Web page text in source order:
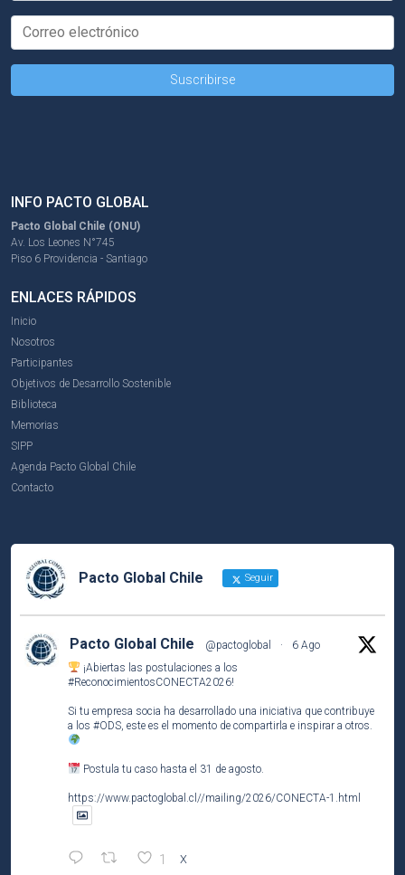
INFO PACTO GLOBAL
Pacto Global Chile (ONU)
Av. Los Leones N°745
Piso 6 Providencia - Santiago
ENLACES RÁPIDOS
Inicio
Nosotros
Participantes
Objetivos de Desarrollo Sostenible
Biblioteca
Memorias
SIPP
Agenda Pacto Global Chile
Contacto
Pacto Global Chile Seguir
Pacto Global Chile @pactoglobal ·
6 Ago
¡Abiertas las postulaciones a los
#ReconocimientosCONECTA2026!
Si tu empresa socia ha desarrollado una iniciativa que contribuye
a los #ODS , este es el momento de compartirla e inspirar a otros.
Postula tu caso hasta el 31 de agosto.
https://www.pactoglobal.cl//mailing/2026/CONECTA-1.html
1 X